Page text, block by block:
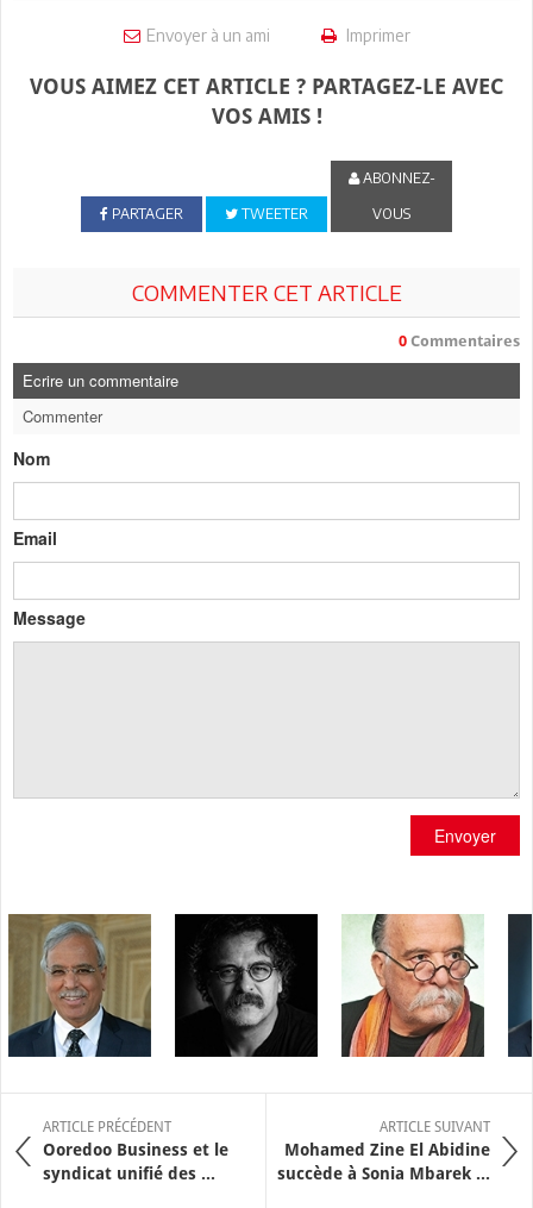
Envoyer à un ami Imprimer
VOUS AIMEZ CET ARTICLE ? PARTAGEZ-LE AVEC
VOS AMIS !
PARTAGER TWEETER
ABONNEZ-
VOUS
COMMENTER CET ARTICLE
0 Commentaires
Ecrire un commentaire
Commenter
Nom
Email
Message
Envoyer
ARTICLE PRÉCÉDENT
Ooredoo Business et le
syndicat unifié des ...
ARTICLE SUIVANT
Mohamed Zine El Abidine
succède à Sonia Mbarek ...